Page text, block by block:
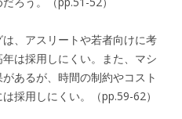
、アスリートや若者向けに考
は採用しにくい。また、マシ
あるが、時間の制約やコスト
採用しにくい。（pp.59-62）